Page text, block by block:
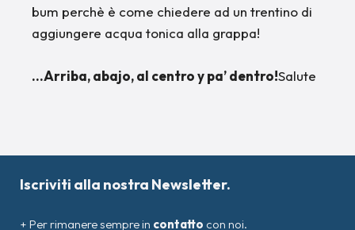
bum perchè è come chiedere ad un trentino di
aggiungere acqua tonica alla grappa!
…Arriba, abajo, al centro y pa’ dentro!Salute
Iscriviti alla nostra Newsletter.
+ Per rimanere sempre in contatto con noi.